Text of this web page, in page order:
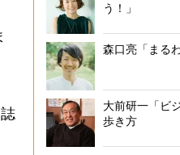
う！」
森口亮「まる
大前研一「ビ
歩き方